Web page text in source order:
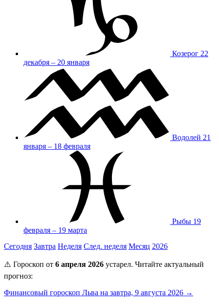
Козерог 22
декабря – 20 января
Водолей 21
января – 18 февраля
Рыбы 19
февраля – 19 марта
Сегодня Завтра Неделя След. неделя Месяц 2026
⚠️ Гороскоп от 6 апреля 2026 устарел. Читайте актуальный
прогноз:
Финансовый гороскоп Льва на завтра, 9 августа 2026 →